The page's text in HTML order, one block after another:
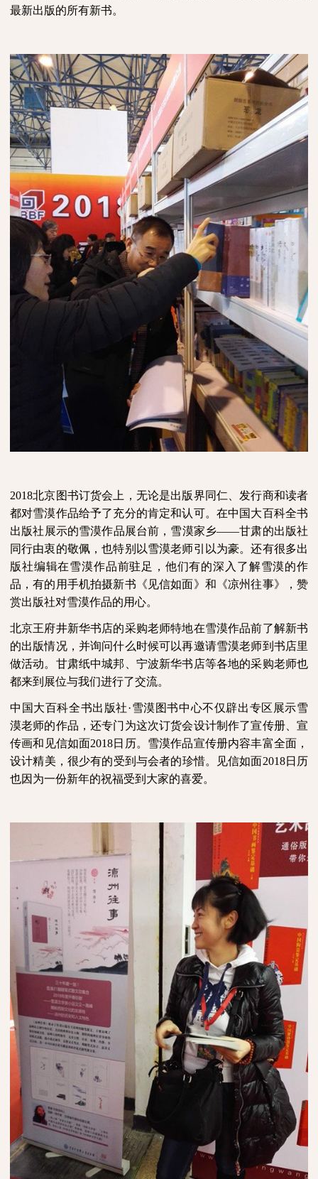
最新出版的所有新书。
2018北京图书订货会上， 无论是出版界同仁 、发行商和读者
都对雪漠作品给予了充分的肯定和认可。在中国大百科全书
出版社展示的雪漠作品展台前，雪漠家乡——甘肃的出版社
同行由衷的敬佩 ，也特别以雪漠老师引以为豪。还有很多出
版社编辑在雪漠作品前驻足，他们有的深入了解雪漠的作
品，有的用手机拍摄新书《见信如面》和《凉州往事》，赞
赏出版社对雪漠作品的用心。
北京王府井新华书店的采购老师特地在雪漠作品前了解新书
的出版情况，并询问什么时候可以再邀请雪漠老师到书店里
做活动。甘肃纸中城邦、宁波新华书店等各地的采购老师也
都来到展位与我们进行了交流。
中国大百科全书出版社·雪漠图书中心不仅辟出专区展示雪
漠老师的作品，还专门为这次订货会设计制作了宣传册、宣
传画和 见信如面2018日历。雪漠作品宣传册内容丰富全面，
设计精美，很少有的受到与会者的珍惜。见信如面2018日历
也因为一份新年的祝福受到大家的喜爱。